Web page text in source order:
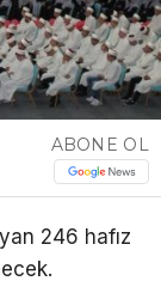
ABONE OL
246 hafız